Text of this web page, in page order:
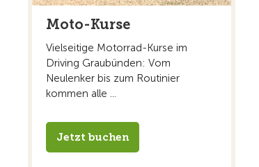
Moto-Kurse
Vielseitige Motorrad-Kurse im
Driving Graubünden: Vom
Neulenker bis zum Routinier
kommen alle ...
Jetzt buchen